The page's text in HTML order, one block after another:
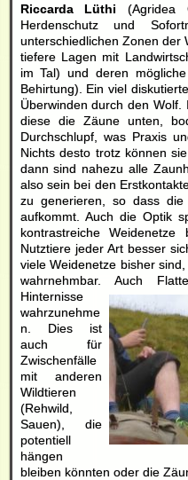
Riccarda Lüthi (Agridea
Herdenschutz und
unterschiedlichen Zonen der
tiefere Lagen mit
im Tal) und deren
Behirtung). Ein viel
Überwinden durch den
diese die Zäune unten,
Durchschlupf, was Praxis
Nichts desto trotz können
dann sind nahezu alle
also sein bei den
zu generieren, so dass die
aufkommt. Auch die Optik
kontrastreiche
Nutztiere jeder Art besser
viele Weidenetze bisher
wahrnehmbar. Auch
Hinternisse
wahrzunehme
n. Dies ist
auch für
Zwischenfälle
mit anderen
Wildtieren
(Rehwild,
Sauen), die
potentiell
hängen
bleiben könnten oder die